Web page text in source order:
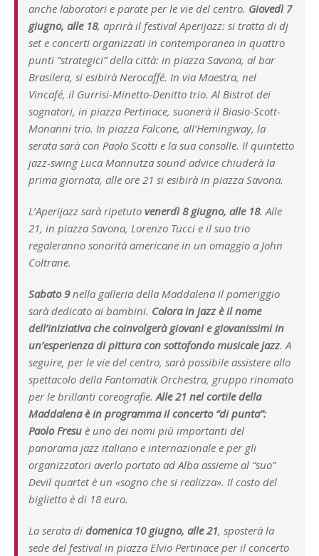
anche laboratori e parate per le vie del centro. Giovedì 7
giugno, alle 18, aprirà il festival Aperijazz: si tratta di dj
set e concerti organizzati in contemporanea in quattro
punti “strategici” della città: in piazza Savona, al bar
Brasilera, si esibirà Nerocaffé. In via Maestra, nel
Vincafé, il Gurrisi-Minetto-Denitto trio. Al Bistrot dei
sognatori, in piazza Pertinace, suonerà il Biasio-Scott-
Monanni trio. In piazza Falcone, all’Hemingway, la
serata sarà con Paolo Scotti e la sua consolle. Il quintetto
jazz-swing Luca Mannutza sound advice chiuderà la
prima giornata, alle ore 21 si esibirà in piazza Savona.
L’Aperijazz sarà ripetuto venerdì 8 giugno, alle 18. Alle
21, in piazza Savona, Lorenzo Tucci e il suo trio
regaleranno sonorità americane in un omaggio a John
Coltrane.
Sabato 9nella galleria della Maddalena il pomeriggio
sarà dedicato ai bambini. Colora in jazz è il nome
dell’iniziativa che coinvolgerà giovani e giovanissimi in
un’esperienza di pittura con sottofondo musicale jazz. A
seguire, per le vie del centro, sarà possibile assistere allo
spettacolo della Fantomatik Orchestra, gruppo rinomato
per le brillanti coreografie.Alle 21 nel cortile della
Maddalena è in programma il concerto “di punta”:
Paolo Fresu è uno dei nomi più importanti del
panorama jazz italiano e internazionale e per gli
organizzatori averlo portato ad Alba assieme al “suo”
Devil quartet è un «sogno che si realizza». Il costo del
biglietto è di 18 euro.
La serata di domenica 10 giugno, alle 21, sposterà la
sede del festival in piazza Elvio Pertinace per il concerto